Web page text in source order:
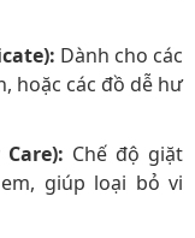
Dành cho các
hoặc các đồ dễ hư
Chế độ giặt
giúp loại bỏ vi